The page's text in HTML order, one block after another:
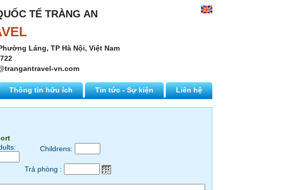
TẾ TRÀNG AN
Láng, TP Hà Nội, Việt Nam
vn.com
Thông tin hữu ích Tin tức - Sự kiện Liên hệ
Childrens:
Trả phòng :